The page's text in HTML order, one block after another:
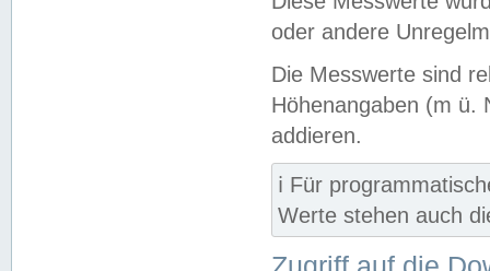
oder andere
Die Messwerte sind
Höhenangaben (m ü.
addieren.
ℹ️ Für
Werte stehen auch